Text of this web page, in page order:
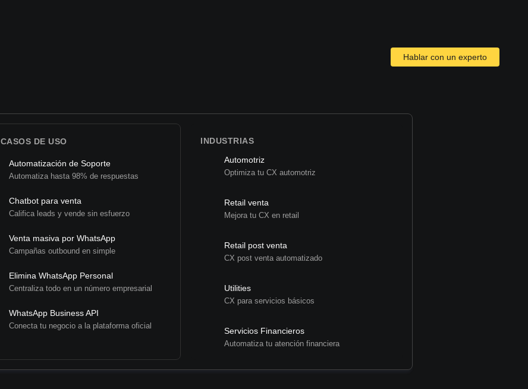
CASOS DE USO
Automatización de Soporte
Automatiza hasta 98% de respuestas
Chatbot para venta
Califica leads y vende sin esfuerzo
Venta masiva por WhatsApp
Campañas outbound en simple
Elimina WhatsApp Personal
Centraliza todo en un número empresarial
WhatsApp Business API
Conecta tu negocio a la plataforma oficial
INDUSTRIAS
Automotriz
Optimiza tu CX automotriz
Retail venta
Mejora tu CX en retail
Retail post venta
CX post venta automatizado
Utilities
CX para servicios básicos
Servicios Financieros
Automatiza tu atención financiera
Hablar con un experto